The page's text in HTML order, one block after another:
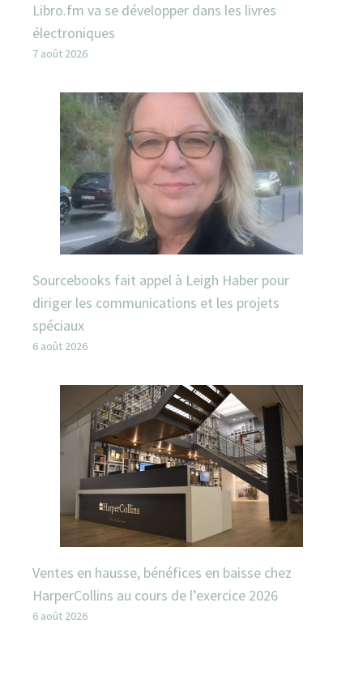
Libro.fm va se développer dans les livres
électroniques
7 août 2026
Sourcebooks fait appel à Leigh Haber pour
diriger les communications et les projets
spéciaux
6 août 2026
Ventes en hausse, bénéfices en baisse chez
HarperCollins au cours de l’exercice 2026
6 août 2026